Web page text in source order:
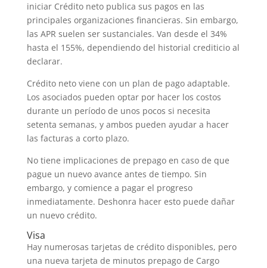
iniciar Crédito neto publica sus pagos en las
principales organizaciones financieras. Sin embargo,
las APR suelen ser sustanciales. Van desde el 34%
hasta el 155%, dependiendo del historial crediticio al
declarar.
Crédito neto viene con un plan de pago adaptable.
Los asociados pueden optar por hacer los costos
durante un período de unos pocos si necesita
setenta semanas, y ambos pueden ayudar a hacer
las facturas a corto plazo.
No tiene implicaciones de prepago en caso de que
pague un nuevo avance antes de tiempo. Sin
embargo, y comience a pagar el progreso
inmediatamente. Deshonra hacer esto puede dañar
un nuevo crédito.
Visa
Hay numerosas tarjetas de crédito disponibles, pero
una nueva tarjeta de minutos prepago de Cargo